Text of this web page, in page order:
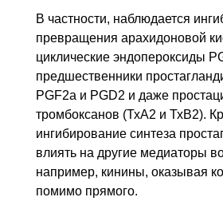
В частности, наблюдается
превращения арахидоновой
циклические эндопероксиды
предшественники
PGF2a и PGD2 и даже
тромбоксанов (ТхА2 и ТхВ2).
ингибирование синтеза
влиять на другие медиаторы
например, кинины, оказывая
помимо прямого.